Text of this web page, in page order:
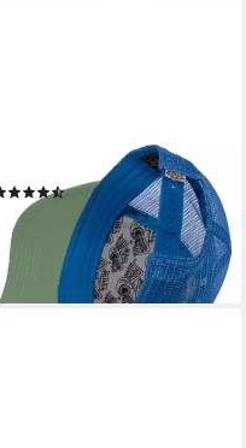
Trucker Cap Boston
(3)
39,95 €
leider ausverkauft
+2